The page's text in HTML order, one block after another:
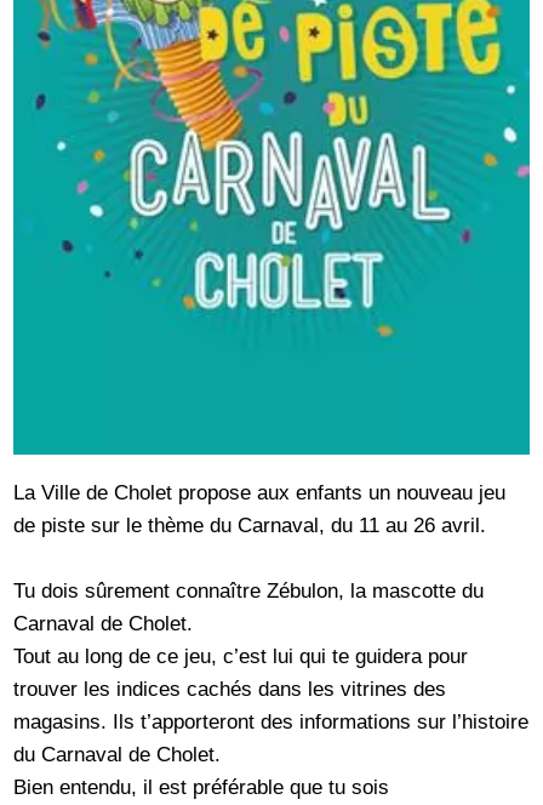
La Ville de Cholet propose aux enfants un nouveau jeu
de piste sur le thème du Carnaval, du 11 au 26 avril.
Tu dois sûrement connaître Zébulon, la mascotte du
Carnaval de Cholet.
Tout au long de ce jeu, c’est lui qui te guidera pour
trouver les indices cachés dans les vitrines des
magasins. Ils t’apporteront des informations sur l’histoire
du Carnaval de Cholet.
Bien entendu, il est préférable que tu sois